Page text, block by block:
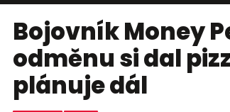
Bojovník Money
odměnu si dal
plánuje dál